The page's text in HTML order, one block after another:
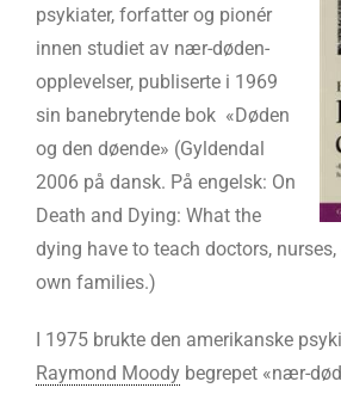
psykiater, forfatter og pionér
innen studiet av nær-døden-
opplevelser, publiserte i 1969
sin banebrytende bok «Døden
og den døende» (Gyldendal
2006 på dansk. På engelsk: On
Death and Dying: What the
dying have to teach doctors,
own families.)
I 1975 brukte den amerikanske
Raymond Moody begrepet «nær-